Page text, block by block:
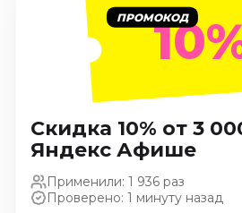
Экскурсии
Август 2026
Сентябрь 2026
Октябрь 2026
Декабрь 2026
Август 2026
ПРОМОКОД
Скидка 10% от 3
Яндекс Афише
Применили: 1 936 раз
Проверено: 1 минуту назад